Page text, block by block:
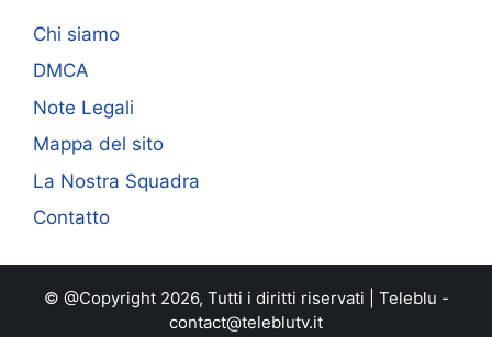
Chi siamo
DMCA
Note Legali
Mappa del sito
La Nostra Squadra
Contatto
© @Copyright 2026, Tutti i diritti riservati | Teleblu -
contact@teleblutv.it